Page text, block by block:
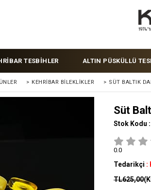
TESBİHLER ALTIN PÜSKÜLLÜ
> KEHRİBAR BİLEKLİKLER > SÜT BALTIK
Süt
Stok Kodu :
0.0
Tedarikçi :
TL625,00